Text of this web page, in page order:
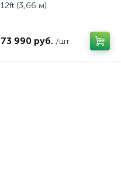
12ft (3,66 м)
73 990 руб. /шт